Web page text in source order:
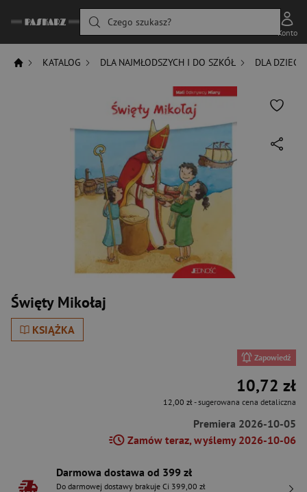
Czego szukasz?
Konto
KATALOG DLA NAJMŁODSZYCH I DO SZKÓŁ DLA DZIECI
Święty Mikołaj
KSIĄŻKA
Zapowiedź
10,72 zł
12,00 zł- sugerowana cena detaliczna
Premiera 2026-10-05
Zamów teraz, wyślemy 2026-10-06
Darmowa dostawa od 399 zł
Do darmowej dostawy brakuje Ci 399,00 zł